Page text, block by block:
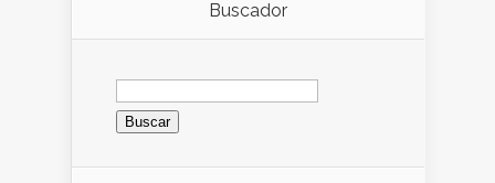
Buscador
Buscar: